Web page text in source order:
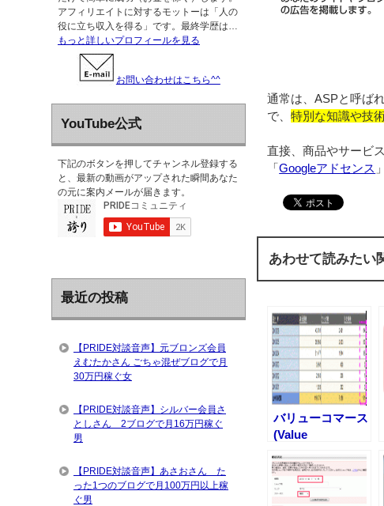
通常は、ASPと呼ば
で、特別な知識や技
直接、商品やサービ
「Googleアドセンス
あわせて読みたい
バリューコマース
(Value
実績
アフィリエイトに対するモットーは「人の
役に立ち収入を得る」です。最終学歴は…
もっと詳しいプロフィールを見る
お問い合わせはこちら^^
YouTube公式
下記のボタンを押してチャンネル登録する
と、最新の動画がアップされた瞬間あなた
の元に案内メールが届きます。
最近の投稿
【PRIDE対談音声】元ブロンズ会員
えむたかさん ごちゃ混ぜブログで月
30万円稼ぐ女
【PRIDE対談音声】シルバー会員さ
としさん 2ブログで月16万円稼ぐ
男
【PRIDE対談音声】あさおさん た
った1つのブログで月100万円以上稼
ぐ男